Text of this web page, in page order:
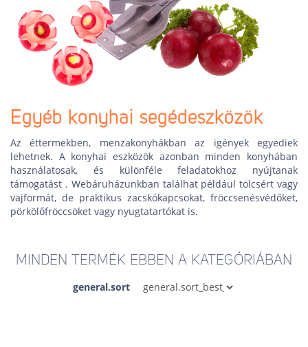
Egyéb konyhai segédeszközök
Az éttermekben, menzakonyhákban az igények egyediek
lehetnek. A konyhai eszközök azonban minden konyhában
használatosak, és különféle feladatokhoz nyújtanak
támogatást . Webáruházunkban találhat például tölcsért vagy
vajformát, de praktikus zacskókapcsokat, fröccsenésvédőket,
pörkölőfröccsöket vagy nyugtatartókat is.
MINDEN TERMÉK EBBEN A KATEGÓRIÁBAN
general.sort